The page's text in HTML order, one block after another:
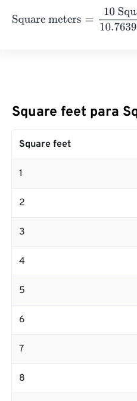
Square meters
10 Square
Square feet para
Square feet
1
2
3
4
5
6
7
8